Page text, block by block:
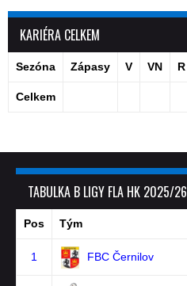
KARIÉRA CELKEM
Sezóna Zápasy V VN R
Celkem
TABULKA B LIGY FLA HK 2025/26
Pos Tým
1 FBC Černilov